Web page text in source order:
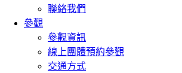
聯絡我們
參觀
參觀資訊
線上團體預約參觀
交通方式